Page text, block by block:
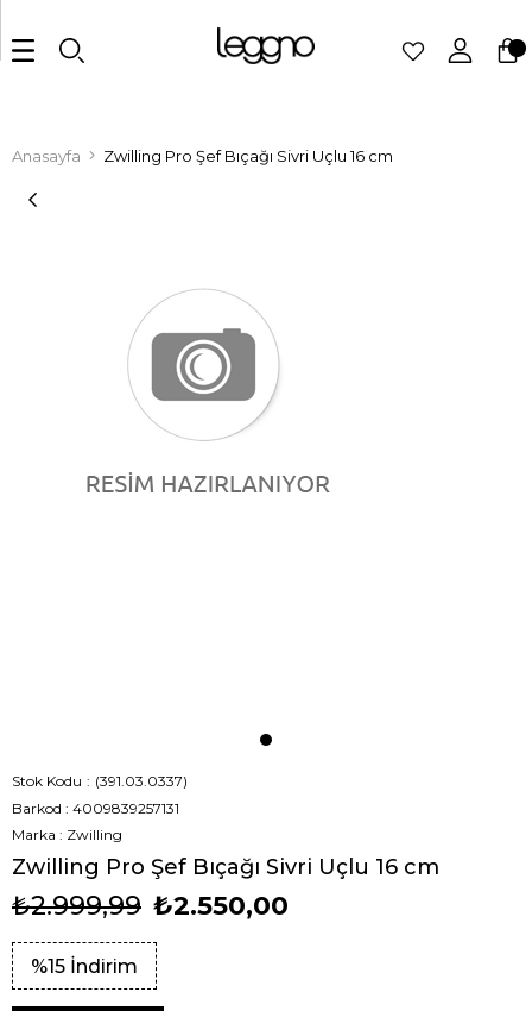
Anasayfa Zwilling Pro Şef Bıçağı Sivri Uçlu 16 cm
Stok Kodu
(391.03.0337)
Barkod : 4009839257131
Marka : Zwilling
Zwilling Pro Şef Bıçağı Sivri Uçlu 16 cm
%15 İndirim
₺2.999,99 ₺2.550,00